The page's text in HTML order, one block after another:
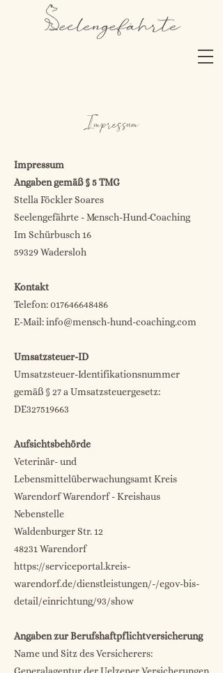
Impressum
Impressum
Angaben gemäß § 5 TMG
Stella Föckler Soares
Seelengefährte - Mensch-Hund-Coaching
Im Schürbusch 16
59329 Wadersloh
Kontakt
Telefon:017646648486
E-Mail: info@mensch-hund-coaching.com
Umsatzsteuer-ID
Umsatzsteuer-Identifikationsnummer
gemäß § 27 a Umsatzsteuergesetz:
DE327519663
Aufsichtsbehörde
Veterinär- und
Lebensmittelüberwachungsamt Kreis
Warendorf Warendorf - Kreishaus
Nebenstelle
Waldenburger Str. 12
48231 Warendorf
https://serviceportal.kreis-
warendorf.de/dienstleistungen/-/egov-bis-
detail/einrichtung/93/show
Angaben zur Berufshaftpflichtversicherung
Name und Sitz des Versicherers: